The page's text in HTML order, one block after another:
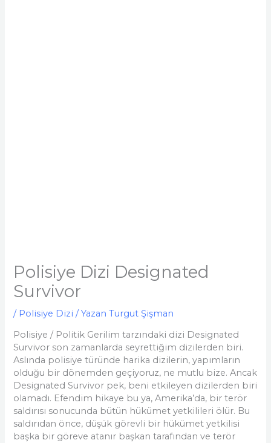
Polisiye Dizi Designated
Survivor
/ Polisiye Dizi / Yazan Turgut Şişman
Polisiye / Politik Gerilim tarzındaki dizi Designated
Survivor son zamanlarda seyrettiğim dizilerden biri.
Aslında polisiye türünde harika dizilerin, yapımların
olduğu bir dönemden geçiyoruz, ne mutlu bize. Ancak
Designated Survivor pek, beni etkileyen dizilerden biri
olamadı. Efendim hikaye bu ya, Amerika’da, bir terör
saldırısı sonucunda bütün hükümet yetkilileri ölür. Bu
saldırıdan önce, düşük görevli bir hükümet yetkilisi
başka bir göreve atanır başkan tarafından ve terör